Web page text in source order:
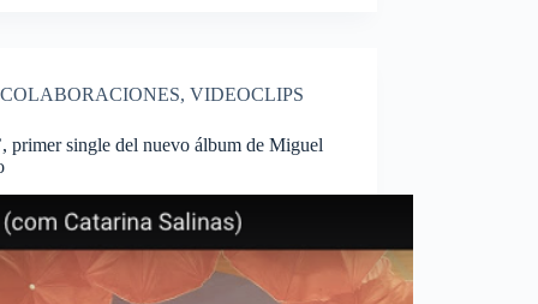
COLABORACIONES,VIDEOCLIPS
primer single del nuevo álbum de Miguel